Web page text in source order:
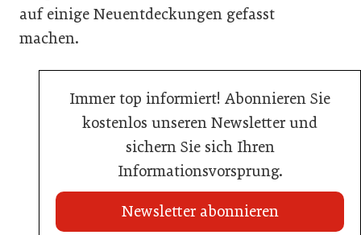
auf einige Neuentdeckungen gefasst
machen.
Immer top informiert! Abonnieren Sie
kostenlos unseren Newsletter und
sichern Sie sich Ihren
Informationsvorsprung.
Newsletter abonnieren